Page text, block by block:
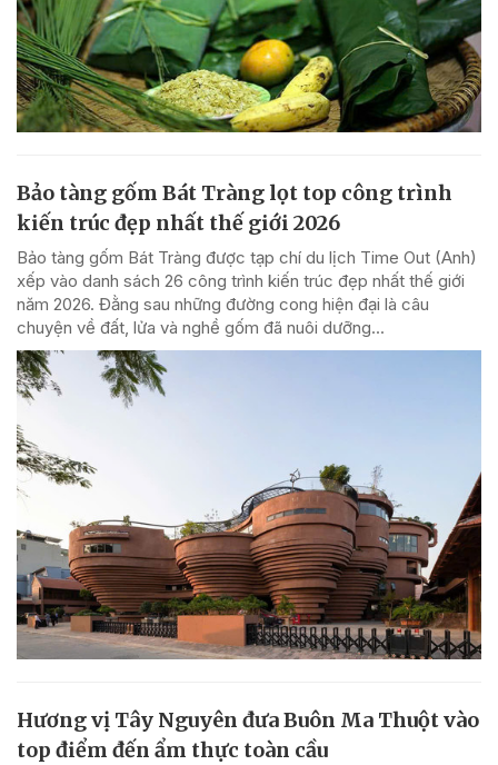
Bảo tàng gốm Bát Tràng lọt top công trình
kiến trúc đẹp nhất thế giới 2026
Bảo tàng gốm Bát Tràng được tạp chí du lịch Time Out (Anh)
xếp vào danh sách 26 công trình kiến trúc đẹp nhất thế giới
năm 2026. Đằng sau những đường cong hiện đại là câu
chuyện về đất, lửa và nghề gốm đã nuôi dưỡng...
Hương vị Tây Nguyên đưa Buôn Ma Thuột vào
top điểm đến ẩm thực toàn cầu